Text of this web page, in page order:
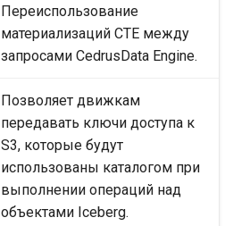
Переиспользование
материализаций CTE между
запросами CedrusData Engine.
Позволяет движкам
передавать ключи доступа к
S3, которые будут
использованы каталогом при
выполнении операций над
объектами Iceberg.